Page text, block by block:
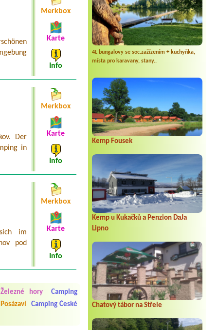
4L bungalovy se soc.zažízením + kuchyňka,
místa pro karavany, stany..
Kemp Fousek
Kemp u Kukačků a Penzion DaJa
Lipno
Chatový tábor na Střele
Merkbox
Karte
Info
Der
in
Merkbox
Karte
Info
im
pod
Merkbox
Karte
Info
hory
Camping
Camping České
Co nás ale
den jsem si připadala
krásné čisté,koupání